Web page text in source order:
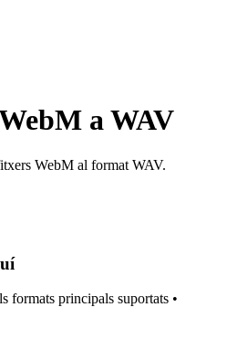
a WAV
WebM al format WAV.
formats principals suportats •